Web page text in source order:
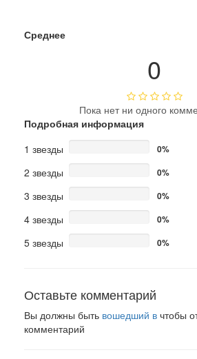
Среднее
0
Пока нет ни одного
Подробная информация
1 звезды
0%
2 звезды 0%
3 звезды 0%
4 звезды 0%
5 звезды 0%
Оставьте комментарий
Вы должны быть вошедший в чтобы
комментарий